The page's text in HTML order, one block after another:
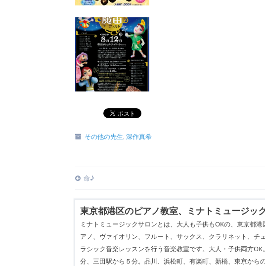
その他の先生, 深作真希
Post
navigation
命♪
東京都港区のピアノ教室、ミナトミュージッ
ミナトミュージックサロンとは、大人も子供もOKの、東京都
アノ、ヴァイオリン、フルート、サックス、クラリネット、チ
ラシック音楽レッスンを行う音楽教室です。大人・子供両方OK
分、三田駅から５分。品川、浜松町、有楽町、新橋、東京から